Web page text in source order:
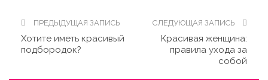
ПРЕДЫДУЩАЯ ЗАПИСЬ
Хотите иметь красивый
подбородок?
СЛЕДУЮЩАЯ ЗАПИСЬ
Красивая женщина:
правила ухода за
собой